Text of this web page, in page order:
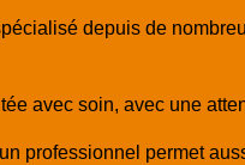
depuis de
avec soin, avec une
professionnel permet